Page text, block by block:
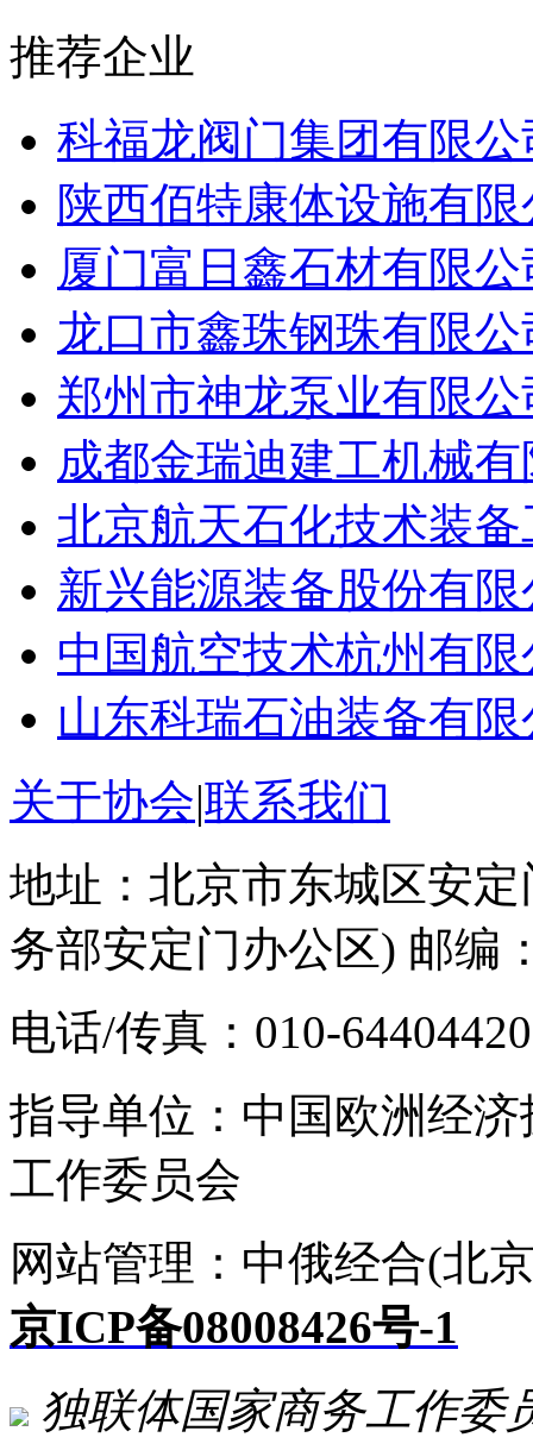
推荐企业
科福龙阀门集团有限公
陕西佰特康体设施有
厦门富日鑫石材有限公
龙口市鑫珠钢珠有限公
郑州市神龙泵业有限公
成都金瑞迪建工机械
北京航天石化技术装
新兴能源装备股份有限
中国航空技术杭州有限
山东科瑞石油装备有
关于协会|联系我们
地址：北京市东城区安
务部安定门办公区) 邮编
电话/传真：010-
指导单位：中国欧洲经
工作委员会
网站管理：中俄经合(北
京ICP备08008426号-1
独联体国家商务工作委